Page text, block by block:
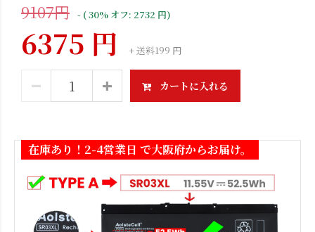
9107円 - ( 30% オフ: 2732 円)
6375 円 + 送料199 円
カートに入れる
在庫あり！2-4営業日 で大阪府からお届け。